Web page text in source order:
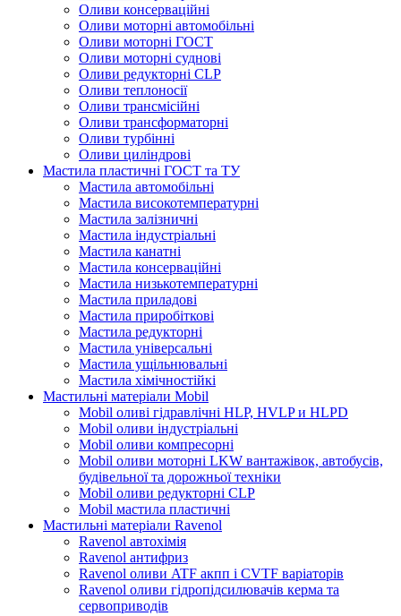
Оливи консерваційні
Оливи моторні автомобільні
Оливи моторні ГОСТ
Оливи моторні суднові
Оливи редукторні CLP
Оливи теплоносії
Оливи трансмісійні
Оливи трансформаторні
Оливи турбінні
Оливи циліндрові
Мастила пластичні ГОСТ та ТУ
Мастила автомобільні
Мастила високотемпературні
Мастила залізничні
Мастила індустріальні
Мастила канатні
Мастила консерваційні
Мастила низькотемпературні
Мастила приладові
Мастила приробіткові
Мастила редукторні
Мастила універсальні
Мастила ущільнювальні
Мастила хімічностійкі
Мастильні матеріали Mobil
Mobil оливі гідравлічні HLP, HVLP и HLPD
Mobil оливи індустріальні
Mobil оливи компресорні
Mobil оливи моторні LKW вантажівок, автобусів,
будівельної та дорожньої техніки
Mobil оливи редукторні CLP
Mobil мастила пластичні
Мастильні матеріали Ravenol
Ravenol автохімія
Ravenol антифриз
Ravenol оливи ATF акпп і CVTF варіаторів
Ravenol оливи гідропідсилювачів керма та
сервоприводів